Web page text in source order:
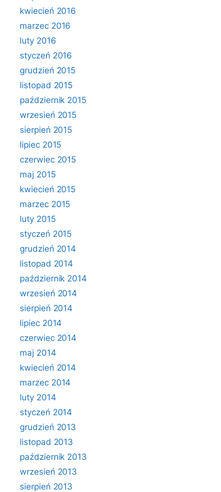
kwiecień 2016
marzec 2016
luty 2016
styczeń 2016
grudzień 2015
listopad 2015
październik 2015
wrzesień 2015
sierpień 2015
lipiec 2015
czerwiec 2015
maj 2015
kwiecień 2015
marzec 2015
luty 2015
styczeń 2015
grudzień 2014
listopad 2014
październik 2014
wrzesień 2014
sierpień 2014
lipiec 2014
czerwiec 2014
maj 2014
kwiecień 2014
marzec 2014
luty 2014
styczeń 2014
grudzień 2013
listopad 2013
październik 2013
wrzesień 2013
sierpień 2013